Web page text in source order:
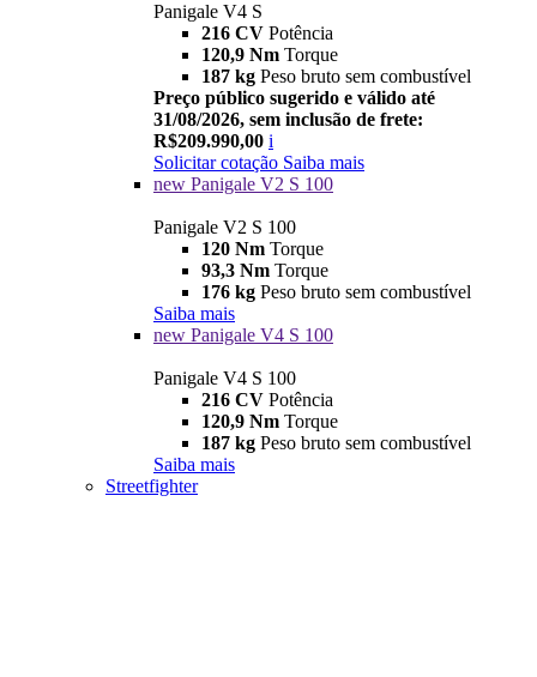
Panigale V4 S
216 CV Potência
120,9 Nm Torque
187 kg Peso bruto sem combustível
Preço público sugerido e válido até
31/08/2026, sem inclusão de frete:
R$209.990,00 i
Solicitar cotação Saiba mais
new Panigale V2 S 100
Panigale V2 S 100
120 Nm Torque
93,3 Nm Torque
176 kg Peso bruto sem combustível
Saiba mais
new Panigale V4 S 100
Panigale V4 S 100
216 CV Potência
120,9 Nm Torque
187 kg Peso bruto sem combustível
Saiba mais
Streetfighter